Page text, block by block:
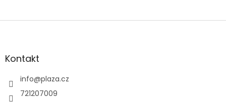
Kontakt
info@plaza.cz
721207009